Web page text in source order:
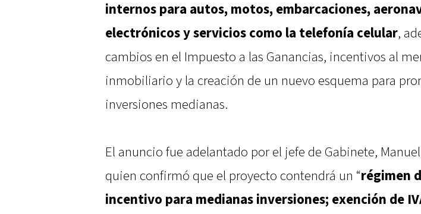
internos para autos, motos, embarcaciones,
electrónicos y servicios como la telefonía celular,
cambios en el Impuesto a las Ganancias, incentivos al
inmobiliario y la creación de un nuevo esquema para
inversiones medianas.
El anuncio fue adelantado por el jefe de Gabinete,
quien confirmó que el proyecto contendrá un “régimen
incentivo para medianas inversiones; exención de